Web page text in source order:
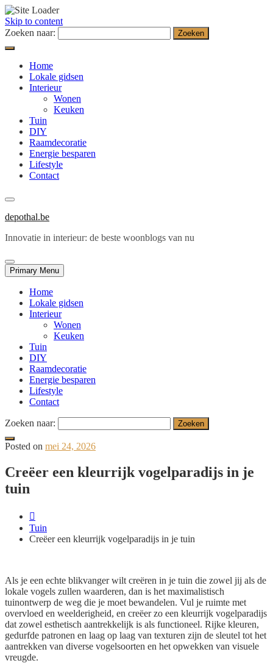
Skip to content
Zoeken naar:
Home
Lokale gidsen
Interieur
Wonen
Keuken
Tuin
DIY
Raamdecoratie
Energie besparen
Lifestyle
Contact
depothal.be
Innovatie in interieur: de beste woonblogs van nu
Primary Menu
Home
Lokale gidsen
Interieur
Wonen
Keuken
Tuin
DIY
Raamdecoratie
Energie besparen
Lifestyle
Contact
Zoeken naar:
Posted on mei 24, 2026
Creëer een kleurrijk vogelparadijs in je
tuin
Tuin
Creëer een kleurrijk vogelparadijs in je tuin
Als je een echte blikvanger wilt creëren in je tuin die zowel jij als de
lokale vogels zullen waarderen, dan is het maximalistisch
tuinontwerp de weg die je moet bewandelen. Vul je ruimte met
overvloed en weelderigheid, en creëer zo een kleurrijk vogelparadijs
dat zowel esthetisch aantrekkelijk is als functioneel. Rijke kleuren,
gedurfde patronen en laag op laag van texturen zijn de sleutel tot het
aantrekken van diverse vogelsoorten en het opwekken van visuele
vreugde.